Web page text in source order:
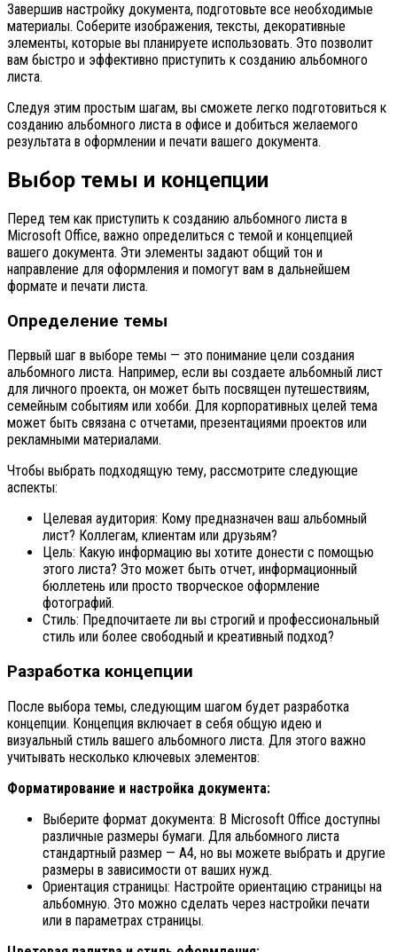
Завершив настройку документа, подготовьте все необходимые
материалы. Соберите изображения, тексты, декоративные
элементы, которые вы планируете использовать. Это позволит
вам быстро и эффективно приступить к созданию альбомного
листа.
Следуя этим простым шагам, вы сможете легко подготовиться к
созданию альбомного листа в офисе и добиться желаемого
результата в оформлении и печати вашего документа.
Выбор темы и концепции
Перед тем как приступить к созданию альбомного листа в
Microsoft Office, важно определиться с темой и концепцией
вашего документа. Эти элементы задают общий тон и
направление для оформления и помогут вам в дальнейшем
формате и печати листа.
Определение темы
Первый шаг в выборе темы — это понимание цели создания
альбомного листа. Например, если вы создаете альбомный лист
для личного проекта, он может быть посвящен путешествиям,
семейным событиям или хобби. Для корпоративных целей тема
может быть связана с отчетами, презентациями проектов или
рекламными материалами.
Чтобы выбрать подходящую тему, рассмотрите следующие
аспекты:
Целевая аудитория: Кому предназначен ваш альбомный
лист? Коллегам, клиентам или друзьям?
Цель: Какую информацию вы хотите донести с помощью
этого листа? Это может быть отчет, информационный
бюллетень или просто творческое оформление
фотографий.
Стиль: Предпочитаете ли вы строгий и профессиональный
стиль или более свободный и креативный подход?
Разработка концепции
После выбора темы, следующим шагом будет разработка
концепции. Концепция включает в себя общую идею и
визуальный стиль вашего альбомного листа. Для этого важно
учитывать несколько ключевых элементов:
Форматирование и настройка документа:
Выберите формат документа: В Microsoft Office доступны
различные размеры бумаги. Для альбомного листа
стандартный размер — A4, но вы можете выбрать и другие
размеры в зависимости от ваших нужд.
Ориентация страницы: Настройте ориентацию страницы на
альбомную. Это можно сделать через настройки печати
или в параметрах страницы.